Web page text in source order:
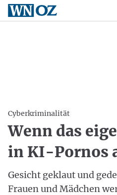
Cyberkriminalität
Wenn das
in KI-Pornos
Gesicht geklaut und
Frauen und Mädchen